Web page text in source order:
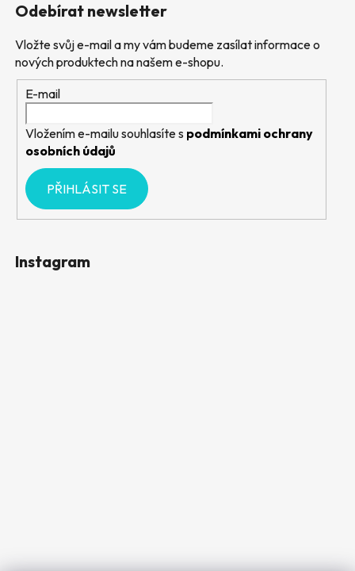
Odebírat newsletter
Vložte svůj e-mail a my vám budeme zasílat informace o
nových produktech na našem e-shopu.
E-mail
Vložením e-mailu souhlasíte s podmínkami ochrany
osobních údajů
PŘIHLÁSIT SE
Instagram